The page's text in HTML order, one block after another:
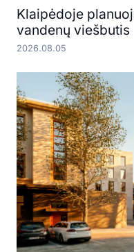
Klaipėdoje
vandenų viešbutis
2026.08.05